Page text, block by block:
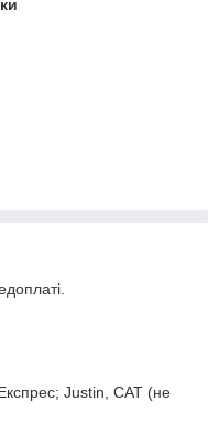
Експрес; Justin, САТ (не